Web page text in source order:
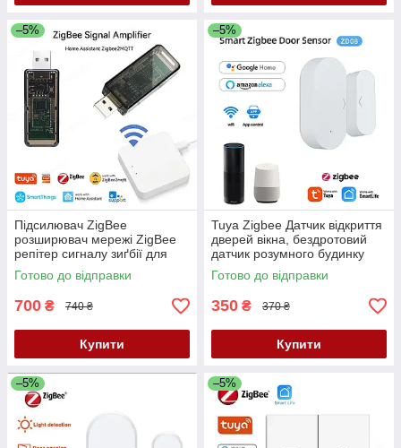
–5%
Підсилювач ZigBee
розширювач мережі ZigBee
репітер сигналу зиґбії для
Tuya Ewelink Zigbee2MQTT
Готово до відправки
700 ₴ 740 ₴
Купити
–5%
Tuya Zigbee Датчик відкриття
дверей вікна, бездротовий
датчик розумного будинку
ZD08 Tuya Smart Life з
захистом
Готово до відправки
350 ₴ 370 ₴
Купити
–5% –5%